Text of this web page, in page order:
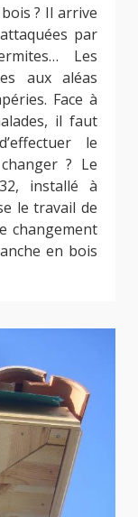
? Il arrive
par
Les
aux aléas
Face à
il faut
le
? Le
installé à
le travail de
changement
en bois